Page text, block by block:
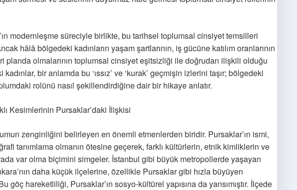
modernleşme süreciyle birlikte, bu tarihsel toplumsal cinsiyet temsilleri
hâlâ bölgedeki kadınların yaşam şartlarının, iş gücüne katılım oranlarının
planda olmalarının toplumsal cinsiyet eşitsizliği ile doğrudan ilişkili olduğu
bir anlamda bu ‘ıssız’ ve ‘kurak’ geçmişin izlerini taşır; bölgedeki
rolünü nasıl şekillendirdiğine dair bir hikaye anlatır.
Kesimlerinin Pursaklar’daki İlişkisi
zenginliğini belirleyen en önemli etmenlerden biridir. Pursaklar’ın ismi,
tanımlama olmanın ötesine geçerek, farklı kültürlerin, etnik kimliklerin ve
var olma biçimini simgeler. İstanbul gibi büyük metropollerde yaşayan
daha küçük ilçelerine, özellikle Pursaklar gibi hızla büyüyen
göç hareketliliği, Pursaklar’ın sosyo-kültürel yapısına da yansımıştır. İlçede